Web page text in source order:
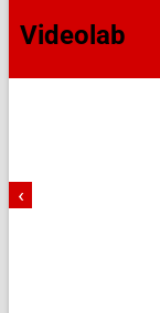
Videolab
‹